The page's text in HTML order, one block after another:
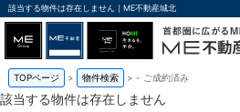
該当する物件は存在しません｜ME不動産城北
TOPページ 物件検索 - ご成約済み
該当する物件は存在しません